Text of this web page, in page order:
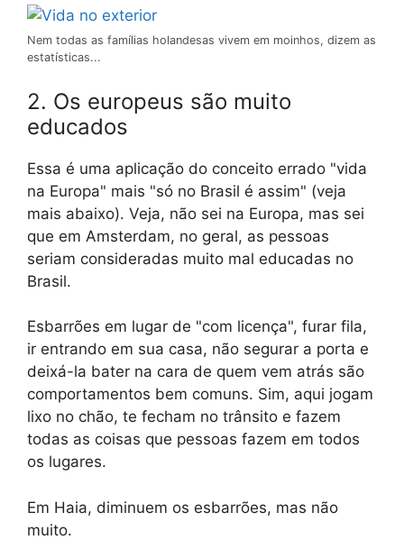
Nem todas as famílias holandesas vivem em moinhos, dizem as
estatísticas...
2. Os europeus são muito
educados
Essa é uma aplicação do conceito errado "vida
na Europa" mais "só no Brasil é assim" (veja
mais abaixo). Veja, não sei na Europa, mas sei
que em Amsterdam, no geral, as pessoas
seriam consideradas muito mal educadas no
Brasil.
Esbarrões em lugar de "com licença", furar fila,
ir entrando em sua casa, não segurar a porta e
deixá-la bater na cara de quem vem atrás são
comportamentos bem comuns. Sim, aqui jogam
lixo no chão, te fecham no trânsito e fazem
todas as coisas que pessoas fazem em todos
os lugares.
Em Haia, diminuem os esbarrões, mas não
muito.